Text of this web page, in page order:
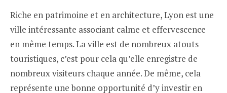
Riche en patrimoine et en architecture, Lyon est une
ville intéressante associant calme et effervescence
en même temps. La ville est de nombreux atouts
touristiques, c’est pour cela qu’elle enregistre de
nombreux visiteurs chaque année. De même, cela
représente une bonne opportunité d’y investir en